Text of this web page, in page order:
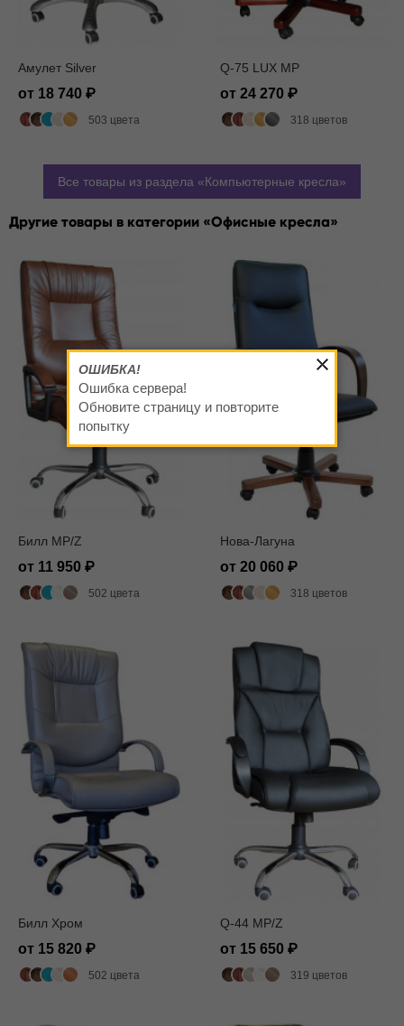
Амулет Silver
от 18 740
503 цвета
Q-75 LUX MP
от 24 270
318 цветов
Все товары из раздела Компьютерные кресла
Другие товары в категории Офисные кресла
Билл MP/Z
от 11 950
502 цвета
Нова-Лагуна
от 20 060
318 цветов
Билл Хром
от 15 820
502 цвета
Q-44 MP/Z
от 15 650
319 цветов
ОШИБКА!
Ошибка сервера!
Обновите страницу и повторите
попытку